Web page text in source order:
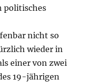
politisches
nicht so
wieder in
einer von zwei
19-jährigen